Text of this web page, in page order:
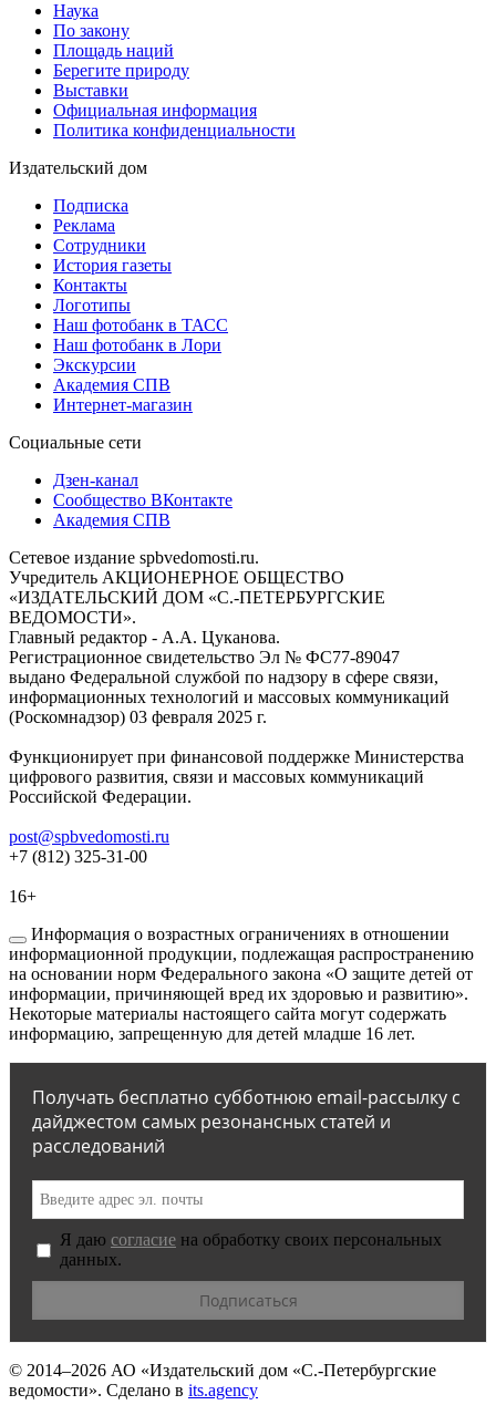
Наука
По закону
Площадь наций
Берегите природу
Выставки
Официальная информация
Политика конфиденциальности
Издательский дом
Подписка
Реклама
Сотрудники
История газеты
Контакты
Логотипы
Наш фотобанк в ТАСС
Наш фотобанк в Лори
Экскурсии
Академия СПВ
Интернет-магазин
Социальные сети
Дзен-канал
Сообщество ВКонтакте
Академия СПВ
Сетевое издание spbvedomosti.ru.
Учредитель АКЦИОНЕРНОЕ ОБЩЕСТВО
«ИЗДАТЕЛЬСКИЙ ДОМ «С.-ПЕТЕРБУРГСКИЕ
ВЕДОМОСТИ».
Главный редактор - А.А. Цуканова.
Регистрационное свидетельство Эл № ФС77-89047
выдано Федеральной службой по надзору в сфере связи,
информационных технологий и массовых коммуникаций
(Роскомнадзор) 03 февраля 2025 г.
Функционирует при финансовой поддержке Министерства
цифрового развития, связи и массовых коммуникаций
Российской Федерации.
post@spbvedomosti.ru
+7 (812) 325-31-00
16+
Информация о возрастных ограничениях в отношении
информационной продукции, подлежащая распространению
на основании норм Федерального закона «О защите детей от
информации, причиняющей вред их здоровью и развитию».
Некоторые материалы настоящего сайта могут содержать
информацию, запрещенную для детей младше 16 лет.
Получать бесплатно субботнюю email-рассылку с
дайджестом самых резонансных статей и
расследований
Я даю согласие на обработку своих персональных
данных.
© 2014–2026 АО «Издательский дом «С.-Петербургские
ведомости». Сделано в its.agency